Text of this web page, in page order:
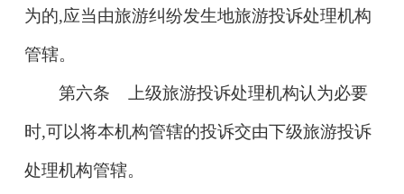
为的,应当由旅游纠纷发生地旅游投诉处理机构
管辖。
第六条 上级旅游投诉处理机构认为必要
时,可以将本机构管辖的投诉交由下级旅游投诉
处理机构管辖。